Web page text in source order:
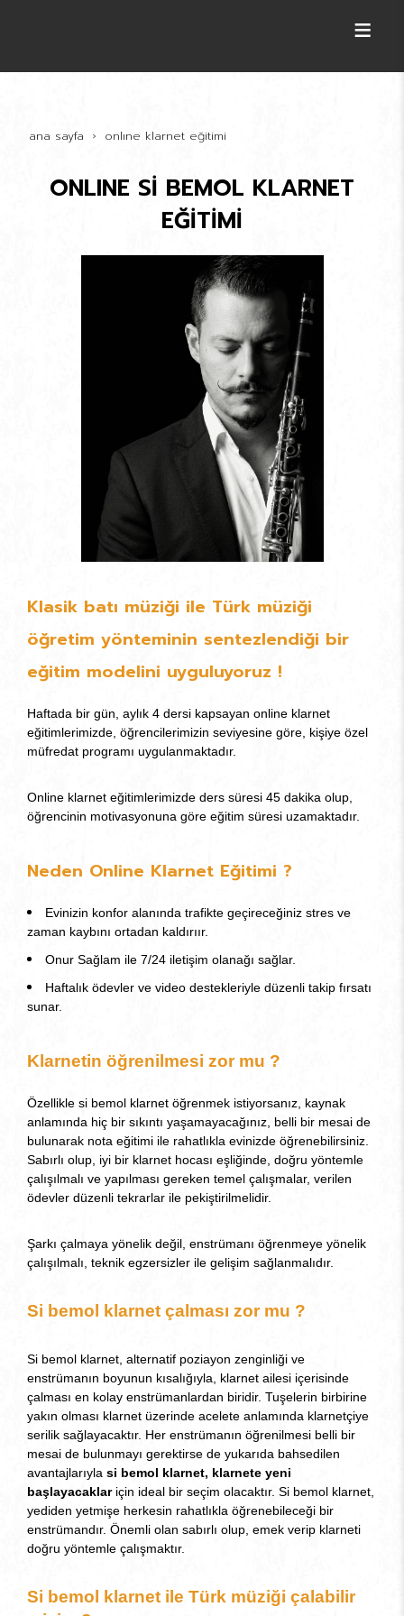
ana sayfa online klarnet eği̇ti̇mi̇
ONLINE Sİ BEMOL KLARNET
EĞİTİMİ
Klasik batı müziği ile Türk müziği
öğretim yönteminin sentezlendiği bir
eğitim modelini uyguluyoruz !
Haftada bir gün, aylık 4 dersi kapsayan online klarnet
eğitimlerimizde, öğrencilerimizin seviyesine göre, kişiye özel
müfredat programı uygulanmaktadır.
Online klarnet eğitimlerimizde ders süresi 45 dakika olup,
öğrencinin motivasyonuna göre eğitim süresi uzamaktadır.
Neden Online Klarnet Eğitimi ?
Evinizin konfor alanında trafikte geçireceğiniz stres ve
zaman kaybını ortadan kaldırıır.
Onur Sağlam ile 7/24 iletişim olanağı sağlar.
Haftalık ödevler ve video destekleriyle düzenli takip fırsatı
sunar.
Klarnetin öğrenilmesi zor mu ?
Özellikle si bemol klarnet öğrenmek istiyorsanız, kaynak
anlamında hiç bir sıkıntı yaşamayacağınız, belli bir mesai de
bulunarak nota eğitimi ile rahatlıkla evinizde öğrenebilirsiniz.
Sabırlı olup, iyi bir klarnet hocası eşliğinde, doğru yöntemle
çalışılmalı ve yapılması gereken temel çalışmalar, verilen
ödevler düzenli tekrarlar ile pekiştirilmelidir.
Şarkı çalmaya yönelik değil, enstrümanı öğrenmeye yönelik
çalışılmalı, teknik egzersizler ile gelişim sağlanmalıdır.
Si bemol klarnet çalması zor mu ?
Si bemol klarnet, alternatif poziayon zenginliği ve
enstrümanın boyunun kısalığıyla, klarnet ailesi içerisinde
çalması en kolay enstrümanlardan biridir. Tuşelerin birbirine
yakın olması klarnet üzerinde acelete anlamında klarnetçiye
serilik sağlayacaktır. Her enstrümanın öğrenilmesi belli bir
mesai de bulunmayı gerektirse de yukarıda bahsedilen
avantajlarıyla si bemol klarnet, klarnete yeni
başlayacaklariçin ideal bir seçim olacaktır. Si bemol klarnet,
yediden yetmişe herkesin rahatlıkla öğrenebileceği bir
enstrümandır. Önemli olan sabırlı olup, emek verip klarneti
doğru yöntemle çalışmaktır.
Si bemol klarnet ile Türk müziği çalabilir